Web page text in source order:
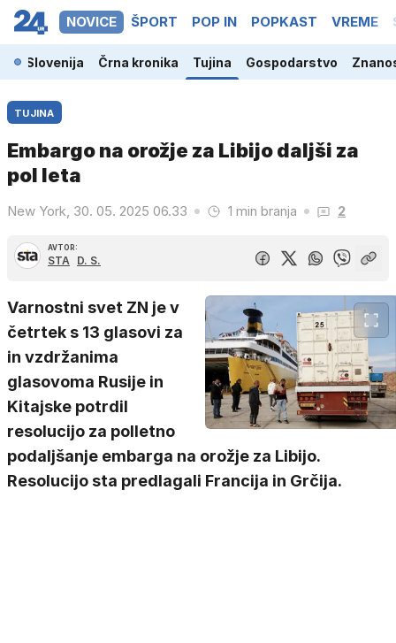
NOVICE ŠPORT POP IN POPKAST VREME
Slovenija Črna kronika Tujina Gospodarstvo
TUJINA
Embargo na orožje za Libijo daljši za
pol leta
New York, 30. 05. 2025 06.33 1 min branja 2
AVTOR:
STA D. S.
Varnostni svet ZN je v
četrtek s 13 glasovi za
in vzdržanima
glasovoma Rusije in
Kitajske potrdil
resolucijo za polletno
podaljšanje embarga na orožje za Libijo.
Resolucijo sta predlagali Francija in Grčija.